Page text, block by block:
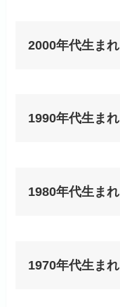
2000年代生まれ
1990年代生まれ
1980年代生まれ
1970年代生まれ